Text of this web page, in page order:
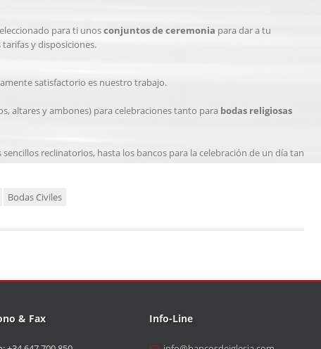
para ti unosconjuntos de ceremonia para dar a tu
y disposiciones.
satisfactorio es nuestro trabajo.
altares y ambones) para celebraciones tanto para bodas religiosas
reclinatorios, hasta los bancos para la celebración de un día tan
Bodas Civiles
& Fax Info-Line